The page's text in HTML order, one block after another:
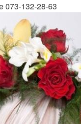
073-132-28-63